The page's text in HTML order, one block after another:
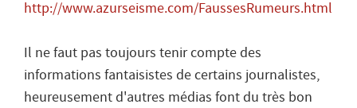
http://www.azurseisme.com/FaussesRumeurs.html
Il ne faut pas toujours tenir compte des
informations fantaisistes de certains journalistes,
heureusement d'autres médias font du très bon